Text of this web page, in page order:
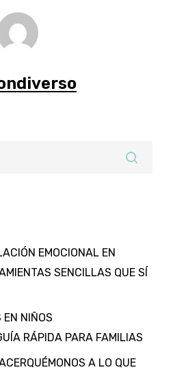
EMOCIONAL EN
SENCILLAS QUE SÍ
NIÑOS
RÁPIDA PARA FAMILIAS
A LO QUE